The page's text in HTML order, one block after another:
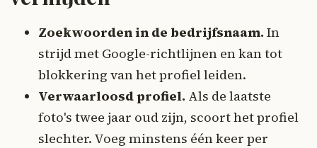
Zoekwoorden in de bedrijfsnaam. In
strijd met Google-richtlijnen en kan tot
blokkering van het profiel leiden.
Verwaarloosd profiel. Als de laatste
foto's twee jaar oud zijn, scoort het profiel
slechter. Voeg minstens één keer per